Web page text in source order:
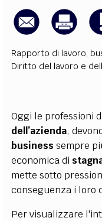
Rapporto di lavoro,
Diritto del lavoro e
Oggi le professioni
dell’azienda,
businesssempre
economica di
mette sotto
conseguenza i loro
Per visualizzare